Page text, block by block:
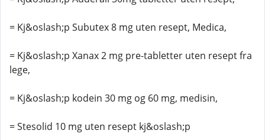
= Kj&oslash;p Subutex 8 mg uten resept, Medica,
= Kj&oslash;p Xanax 2 mg pre-tabletter uten resept fra
lege,
= Kj&oslash;p kodein 30 mg og 60 mg, medisin,
= Stesolid 10 mg uten resept kj&oslash;p